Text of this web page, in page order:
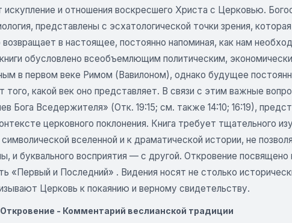
искупление и отношения воскресшего Христа с Церковью.
представлены с эсхатологической точки зрения,
в настоящее, постоянно напоминая, как нам
обусловлено всеобъемлющим политическим,
в первом веке Римом (Вавилоном), однако будущее
того, какой век оно представляет. В связи с этим важные
Бога Вседержителя» (Отк. 19:15; см. также 14:10; 16:19),
церковного поклонения. Книга требует тщательного
вселенной и к драматической истории, не
и буквального восприятия — с другой. Откровение
«Первый и Последний» . Видения носят не столько
Церковь к покаянию и верному свидетельству.
- Комментарий веслианской традиции